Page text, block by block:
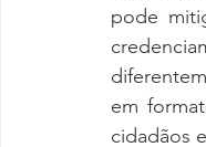
pode
em
cidadãos